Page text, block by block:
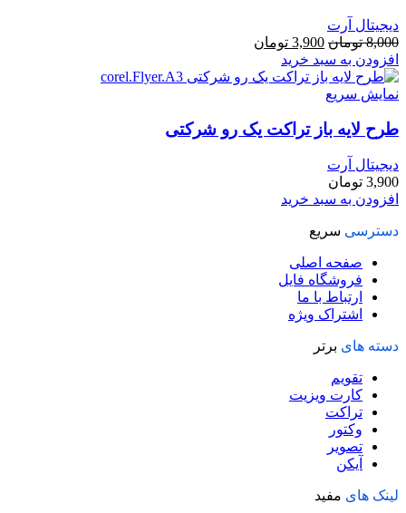
دیجیتال آرت
8,000 تومان قیمت
اصلی
8,000 تومان
3,900 تومان
3,900 تومان
افزودن به سبد خرید
نمایش سریع
طرح لايه باز تراکت یک رو شرکتی
دیجیتال آرت
3,900 تومان
افزودن به سبد خرید
دسترسی سریع
صفحه اصلی
فروشگاه فایل
ارتباط با ما
اشتراک ویژه
دسته های برتر
تقویم
کارت ویزیت
تراکت
وکتور
تصویر
آیکن
لینک های مفید